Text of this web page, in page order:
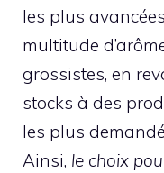
les plus
multitude
grossistes, en
stocks à des
les plus
Ainsi, le choix